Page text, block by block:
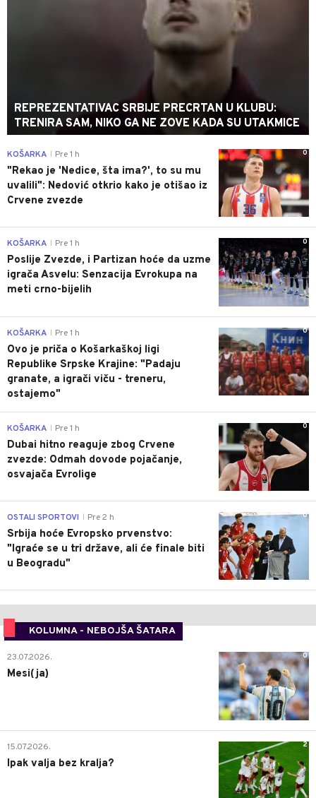
REPREZENTATIVAC SRBIJE PRECRTAN U KLUBU:
TRENIRA SAM, NIKO GA NE ZOVE KADA SU UTAKMICE
0
KOŠARKA Pre 1 h
"Rekao je 'Nedice, šta ima?', to su mu
uvalili": Nedović otkrio kako je otišao iz
Crvene zvezde
0
KOŠARKA Pre 1 h
Poslije Zvezde, i Partizan hoće da uzme
igrača Asvelu: Senzacija Evrokupa na
meti crno-bijelih
0
KOŠARKA Pre 1 h
Ovo je priča o Košarkaškoj ligi
Republike Srpske Krajine: "Padaju
granate, a igrači viču - treneru,
ostajemo"
0
KOŠARKA Pre 1 h
Dubai hitno reaguje zbog Crvene
zvezde: Odmah dovode pojačanje,
osvajača Evrolige
0
OSTALI SPORTOVI Pre 2 h
Srbija hoće Evropsko prvenstvo:
"Igraće se u tri države, ali će finale biti
u Beogradu"
KOLUMNA - NEBOJŠA ŠATARA
0
23.07.2026.
Mesi(ja)
2
15.07.2026.
Ipak valja bez kralja?